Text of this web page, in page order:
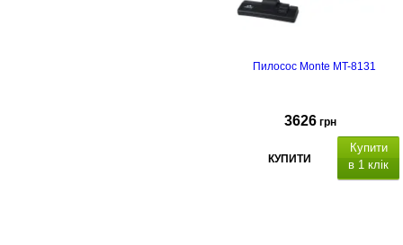
Пилосос Monte MT-8131
3626 грн
КУПИТИ
Купити
в 1 клік